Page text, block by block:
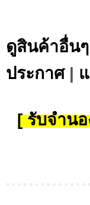
ดูสินค้าอื่นๆ
ประกาศ|
[ รับจำน